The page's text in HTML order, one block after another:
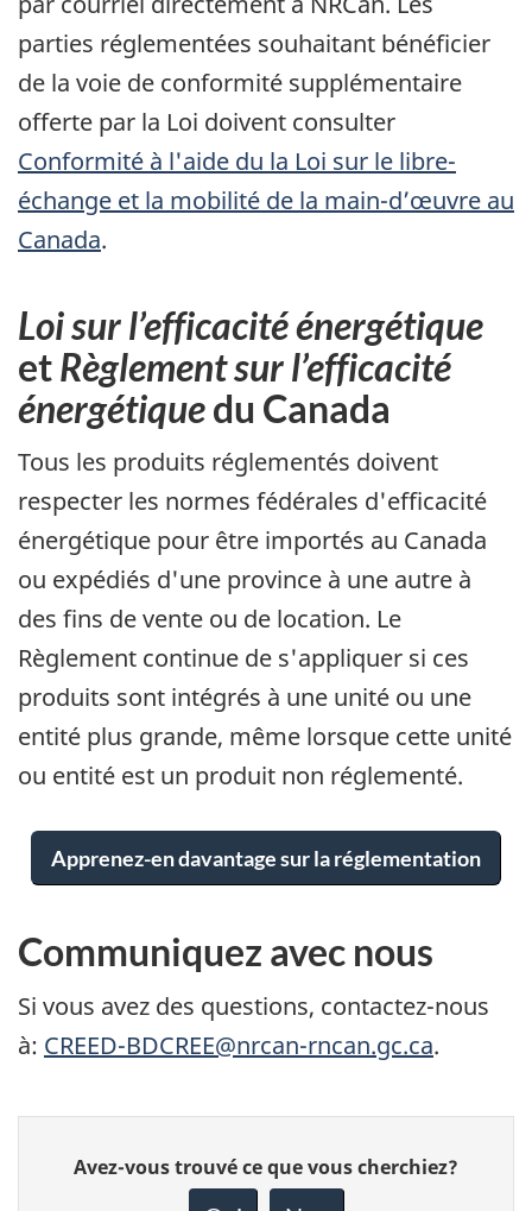
parties réglementées souhaitant bénéficier
de la voie de conformité supplémentaire
offerte par la Loi doivent consulter
Conformité à l'aide du la Loi sur le libre-
échange et la mobilité de la main-d’œuvre au
Canada.
Loi sur l’efficacité énergétique
etRèglement sur l’efficacité
énergétiquedu Canada
Tous les produits réglementés doivent
respecter les normes fédérales d'efficacité
énergétique pour être importés au Canada
ou expédiés d'une province à une autre à
des fins de vente ou de location. Le
Règlement continue de s'appliquer si ces
produits sont intégrés à une unité ou une
entité plus grande, même lorsque cette unité
ou entité est un produit non réglementé.
Apprenez-en davantage sur la réglementation
Communiquez avec nous
Si vous avez des questions, contactez-nous
à: CREED-BDCREE@nrcan-rncan.gc.ca.
Donnez
votre
Avez-vous trouvé ce que vous cherchiez?